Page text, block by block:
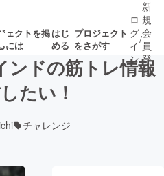
ェクトを掲
には
はじ
める
プロジェクト
をさがす
ロジェクト
ロ
グ
イ
ン
/
新
規
会
員
登
録
ンドの筋トレ情報
たい！
チャレンジ